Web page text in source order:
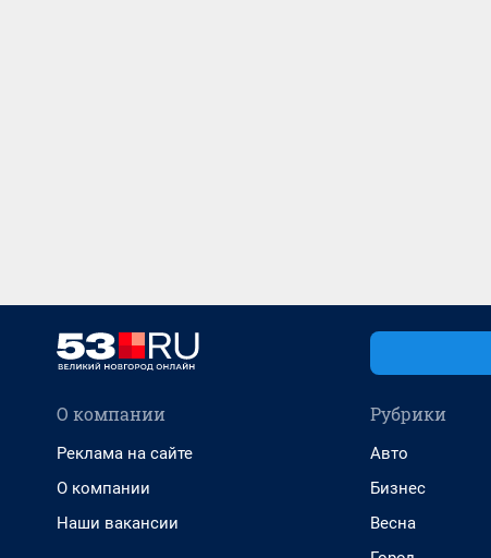
О компании
Реклама на сайте
О компании
Наши вакансии
Рубрики
Авто
Бизнес
Весна